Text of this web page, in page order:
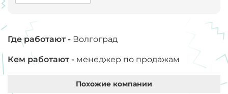
Где работают - Волгоград
Кем работают - менеджер по продажам
Похожие компании